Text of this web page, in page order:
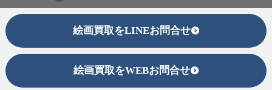
絵画買取をLINEお問合せ
絵画買取をWEBお問合せ